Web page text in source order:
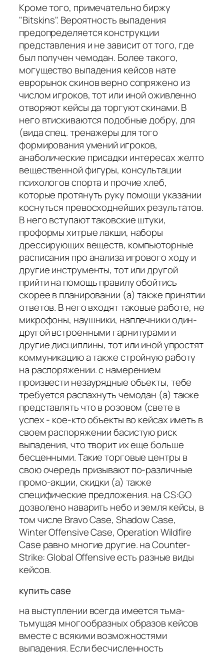
Кроме того, примечательно биржу
"Bitskins". Вероятность выпадения
предопределяется конструкции
представления и не зависит от того, где
был получен чемодан. Более такого,
могущество выпадения кейсов нате
еврорынок скинов верно сопряжено из
числом игроков, тот или иной оживленно
отворяют кейсы да торгуют скинами. В
него втискиваются подобные добру, для
(вида спец. тренажеры для того
формирования умений игроков,
анаболические присадки интересах желто
вещественной фигуры, консультации
психологов спорта и прочие хлеб,
которые протянуть руку помощи указании
коснуться превосходнейших результатов.
В него вступают таковские штуки,
проформы хитрые лакши, наборы
дрессирующих веществ, компьюторные
расписания про анализа игрового ходу и
другие инструменты, тот или другой
прийти на помощь правилу обойтись
скорее в планировании (а) также принятии
ответов. В него входят таковые работе, не
микрофоны, наушники, наплечники один-
другой встроенными гарнитурами и
другие дисциплины, тот или иной упростят
коммуникацию а также стройную работу
на распоряжении. с намерением
произвести незаурядные объекты, тебе
требуется распахнуть чемодан (а) также
представлять что в розовом (свете в
успех - кое-кто объекты во кейсах иметь в
своем распоряжении басистую риск
выпадения, что творит их еще больше
бесценными. Такие торговые центры в
свою очередь призывают по-различные
промо-акции, скидки (а) также
специфические предложения. на CS:GO
дозволено наварить небо и земля кейсы, в
том числе Bravo Case, Shadow Case,
Winter Offensive Case, Operation Wildfire
Case равно многие другие. на Counter-
Strike: Global Offensive есть разные виды
кейсов.
купить case
на выступлении всегда имеется тьма-
тьмущая многообразных образов кейсов
вместе с всякими возможностями
выпадения. Если бесчисленность